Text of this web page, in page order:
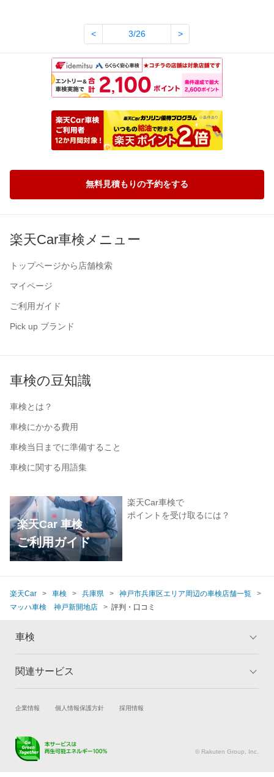
< 3/26 >
無料見積もりの予約をする
楽天Car車検メニュー
トップページから店舗検索
マイページ
ご利用ガイド
Pick up ブランド
車検の豆知識
車検とは？
車検にかかる費用
車検当日までに準備すること
車検に関する用語集
楽天Car 車検
ご利用ガイド
楽天Car車検で
ポイントを受け取るには？
楽天Car 車検 兵庫県
神戸市兵庫区エリア周辺の車検店舗一覧
マッハ車検 神戸新開地店
評判・口コミ
車検
トップ
車検の基礎知識 キャンペーン一覧
関連サービス
試乗・商談 新車購入
キズ修理予約
メンテナンス管理
企業情報 個人情報保護方針 採用情報
© Rakuten Group, Inc.